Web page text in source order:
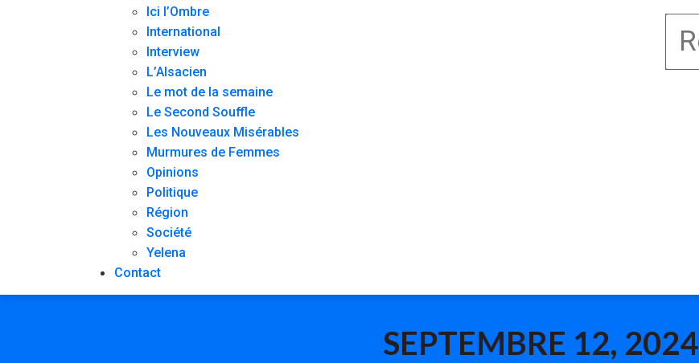
Ici l’Ombre
International
Interview
L’Alsacien
Le mot de la semaine
Le Second Souffle
Les Nouveaux Misérables
Murmures de Femmes
Opinions
Politique
Région
Société
Yelena
Contact
SEPTEMBRE 12, 2024